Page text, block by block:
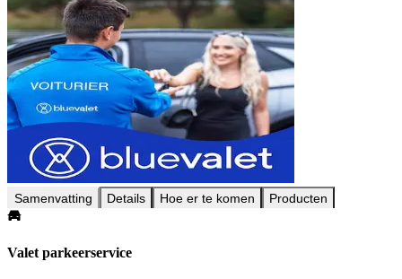
Samenvatting Details Hoe er te komen Producten
Valet parkeerservice